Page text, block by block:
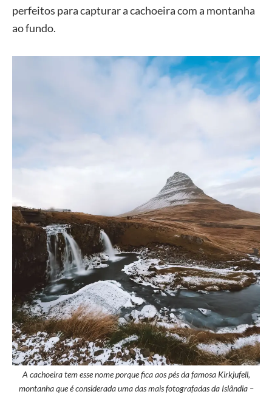
perfeitos para capturar a cachoeira com a montanha
ao fundo.
A cachoeira tem esse nome porque fica aos pés da famosa Kirkjufell,
montanha que é considerada uma das mais fotografadas da Islândia –